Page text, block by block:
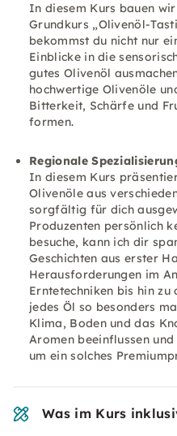
In diesem Kurs bauen
Grundkurs „Olivenöl-
bekommst du nicht nur
Einblicke in die
gutes Olivenöl
hochwertige Olivenöle
Bitterkeit, Schärfe und
formen.
Regionale
In diesem Kurs
Olivenöle aus
sorgfältig für dich
Produzenten persönlich
besuche, kann ich dir
Geschichten aus erster
Herausforderungen im
Erntetechniken bis hin zu
jedes Öl so besonders
Klima, Boden und das
Aromen beeinflussen
um ein solches
Was im Kurs